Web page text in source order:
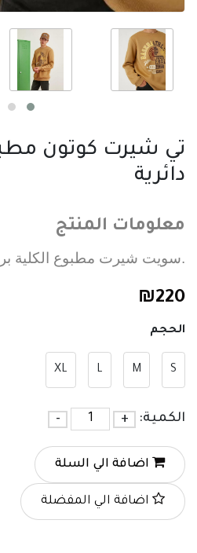
تي شيرت كوتون
دائرية
معلومات المنتج
.سويت شيرت مطبوع الكلية
₪220
الحجم
S
M
L
XL
الكمية: +
-
اضافة الي السلة
اضافة الي المفضلة